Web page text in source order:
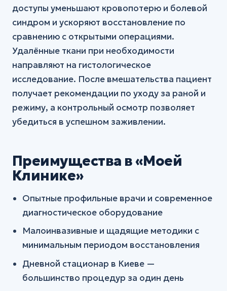
доступы уменьшают кровопотерю и болевой
синдром и ускоряют восстановление по
сравнению с открытыми операциями.
Удалённые ткани при необходимости
направляют на гистологическое
исследование. После вмешательства пациент
получает рекомендации по уходу за раной и
режиму, а контрольный осмотр позволяет
убедиться в успешном заживлении.
Преимущества в «Моей
Клинике»
Опытные профильные врачи и современное
диагностическое оборудование
Малоинвазивные и щадящие методики с
минимальным периодом восстановления
Дневной стационар в Киеве —
большинство процедур за один день